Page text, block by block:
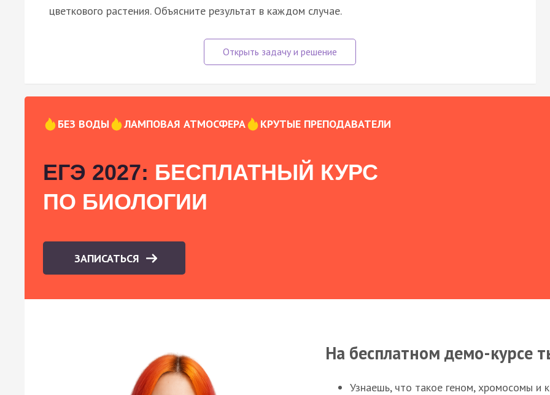
цветкового растения. Объясните результат в каждом случае.
БЕЗ ВОДЫ ЛАМПОВАЯ АТМОСФЕРА КРУТЫЕ ПРЕПОДАВАТЕЛИ
ЕГЭ 2027: БЕСПЛАТНЫЙ КУРС
ПО БИОЛОГИИ
ЗАПИСАТЬСЯ
На бесплатном демо-курсе
Узнаешь, что такое геном, хромосомы и